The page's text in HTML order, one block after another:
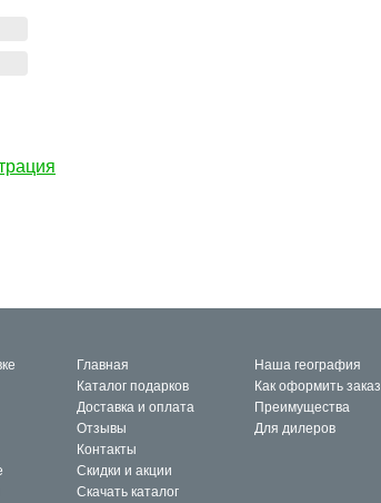
Главная
Каталог подарков
Доставка и оплата
Отзывы
Контакты
Скидки и акции
Скачать каталог
Наша география
Как оформить заказ
Преимущества
Для дилеров